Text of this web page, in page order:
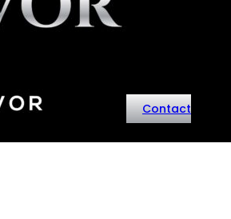
Contact